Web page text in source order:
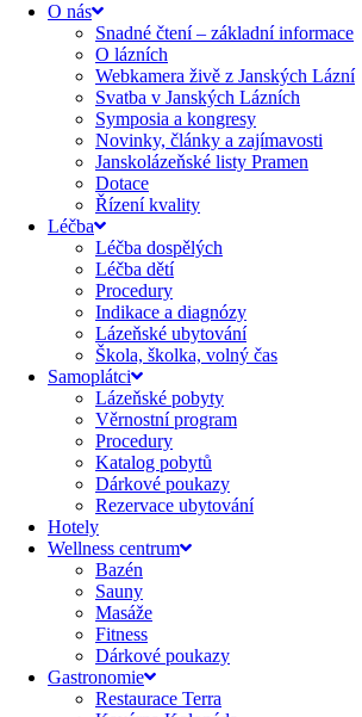
O nás
Snadné čtení – základní informace
O lázních
Webkamera živě z Janských Lázní
Svatba v Janských Lázních
Symposia a kongresy
Novinky, články a zajímavosti
Janskolázeňské listy Pramen
Dotace
Řízení kvality
Léčba
Léčba dospělých
Léčba dětí
Procedury
Indikace a diagnózy
Lázeňské ubytování
Škola, školka, volný čas
Samoplátci
Lázeňské pobyty
Věrnostní program
Procedury
Katalog pobytů
Dárkové poukazy​
Rezervace ubytování
Hotely
Wellness centrum
Bazén
Sauny
Masáže
Fitness
Dárkové poukazy​
Gastronomie
Restaurace Terra